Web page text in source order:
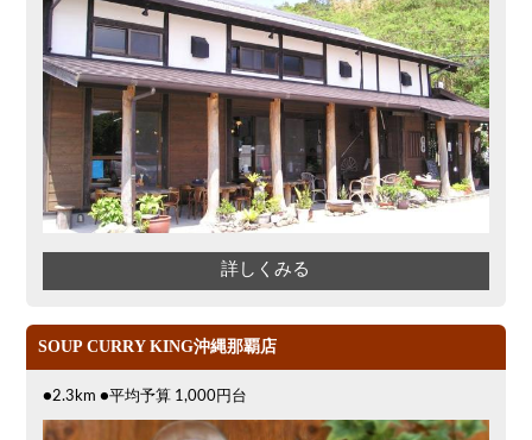
4000円台コース 合コン
オリオンドラフト カクテル 送別会
カード可 厳選日本酒 鮮魚 大衆酒場
ノンアルコールビール ウィスキー
テレビ 飲み会 掘りごたつ
3000円台コース ピザ 焼酎 カラオケ
アサヒスーパードライ
オリオン パスタ
プレミアムモルツ
エビ 牡蠣 夜12時以降入店可 チーズ
詳しくみる
SOUP CURRY KING沖縄那覇店
●2.3km ●平均予算 1,000円台